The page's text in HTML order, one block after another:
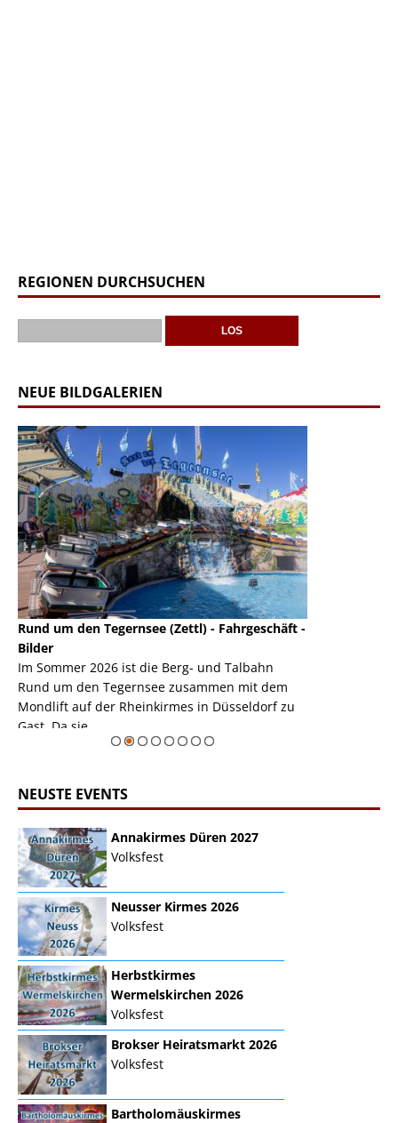
REGIONEN DURCHSUCHEN
NEUE BILDGALERIEN
Rund um den Tegernsee (Zettl) - Fahrgeschäft -
Bilder
Im Sommer 2026 ist die Berg- und Talbahn
Rund um den Tegernsee zusammen mit dem
Mondlift auf der Rheinkirmes in Düsseldorf zu
Gast. Da sie ...
NEUSTE EVENTS
Annakirmes Düren 2027
Volksfest
Neusser Kirmes 2026
Volksfest
Herbstkirmes
Wermelskirchen 2026
Volksfest
Brokser Heiratsmarkt 2026
Volksfest
Bartholomäuskirmes